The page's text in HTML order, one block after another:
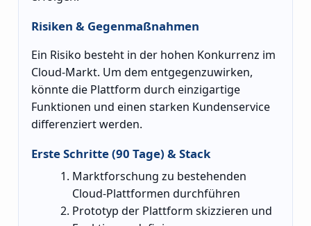
Risiken & Gegenmaßnahmen
Ein Risiko besteht in der hohen Konkurrenz im
Cloud-Markt. Um dem entgegenzuwirken,
könnte die Plattform durch einzigartige
Funktionen und einen starken Kundenservice
differenziert werden.
Erste Schritte (90 Tage) & Stack
Marktforschung zu bestehenden
Cloud-Plattformen durchführen
Prototyp der Plattform skizzieren und